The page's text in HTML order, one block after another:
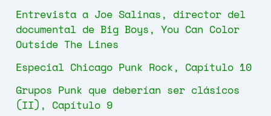
Entrevista a Joe Salinas, director del
documental de Big Boys, You Can Color
Outside The Lines
Especial Chicago Punk Rock, Capítulo 10
Grupos Punk que deberían ser clásicos
(II), Capítulo 9